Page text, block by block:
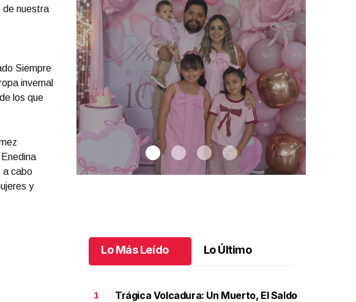
de nuestra
Siempre
invernal
los que
a cabo
y
Lo Más Leído Lo Último
1 Trágica Volcadura: Un Muerto, El Saldo